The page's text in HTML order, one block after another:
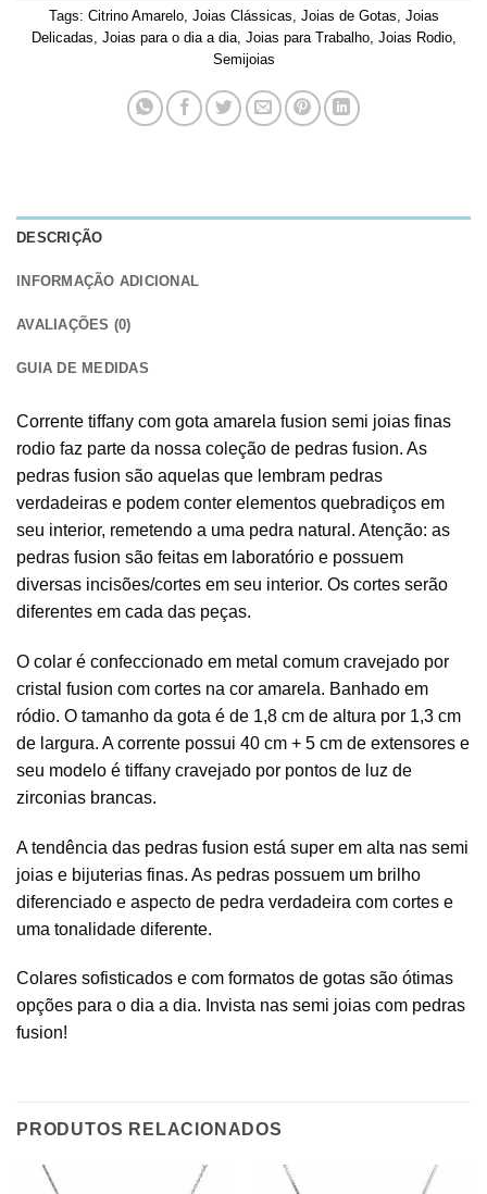
Tags: Citrino Amarelo, Joias Clássicas, Joias de Gotas, Joias
Delicadas, Joias para o dia a dia, Joias para Trabalho, Joias Rodio,
Semijoias
DESCRIÇÃO
INFORMAÇÃO ADICIONAL
AVALIAÇÕES (0)
GUIA DE MEDIDAS
Corrente tiffany com gota amarela fusion semi joias finas
rodio faz parte da nossa coleção de pedras fusion. As
pedras fusion são aquelas que lembram pedras
verdadeiras e podem conter elementos quebradiços em
seu interior, remetendo a uma pedra natural. Atenção: as
pedras fusion são feitas em laboratório e possuem
diversas incisões/cortes em seu interior. Os cortes serão
diferentes em cada das peças.
O colar é confeccionado em metal comum cravejado por
cristal fusion com cortes na cor amarela. Banhado em
ródio. O tamanho da gota é de 1,8 cm de altura por 1,3 cm
de largura. A corrente possui 40 cm + 5 cm de extensores e
seu modelo é tiffany cravejado por pontos de luz de
zirconias brancas.
A tendência das pedras fusion está super em alta nas semi
joias e bijuterias finas. As pedras possuem um brilho
diferenciado e aspecto de pedra verdadeira com cortes e
uma tonalidade diferente.
Colares sofisticados e com formatos de gotas são ótimas
opções para o dia a dia. Invista nas semi joias com pedras
fusion!
PRODUTOS RELACIONADOS